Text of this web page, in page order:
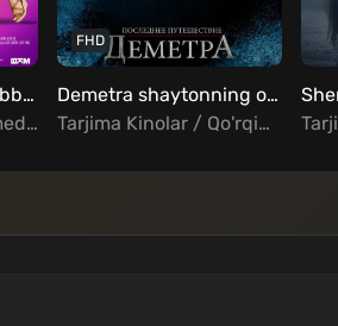
Qo'l tegmagan muhabbat / Qo'l tegmagan ishq Uzbek Tilida
Tarjima Kinolar / Komediya / Melodrama / Turk Kinolar Uzbek Tilida
FHD
Demetra shaytonning oxirgi sayohati Uzbek tilida
Tarjima Kinolar / Qo'rqinchli / Xorij Kinolar Uzbek Tilida